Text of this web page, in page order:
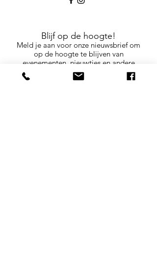
Blijf op de hoogte!
Meld je aan voor onze nieuwsbrief om
op de hoogte te blijven van
evenementen, nieuwtjes en andere
leuke dingen.